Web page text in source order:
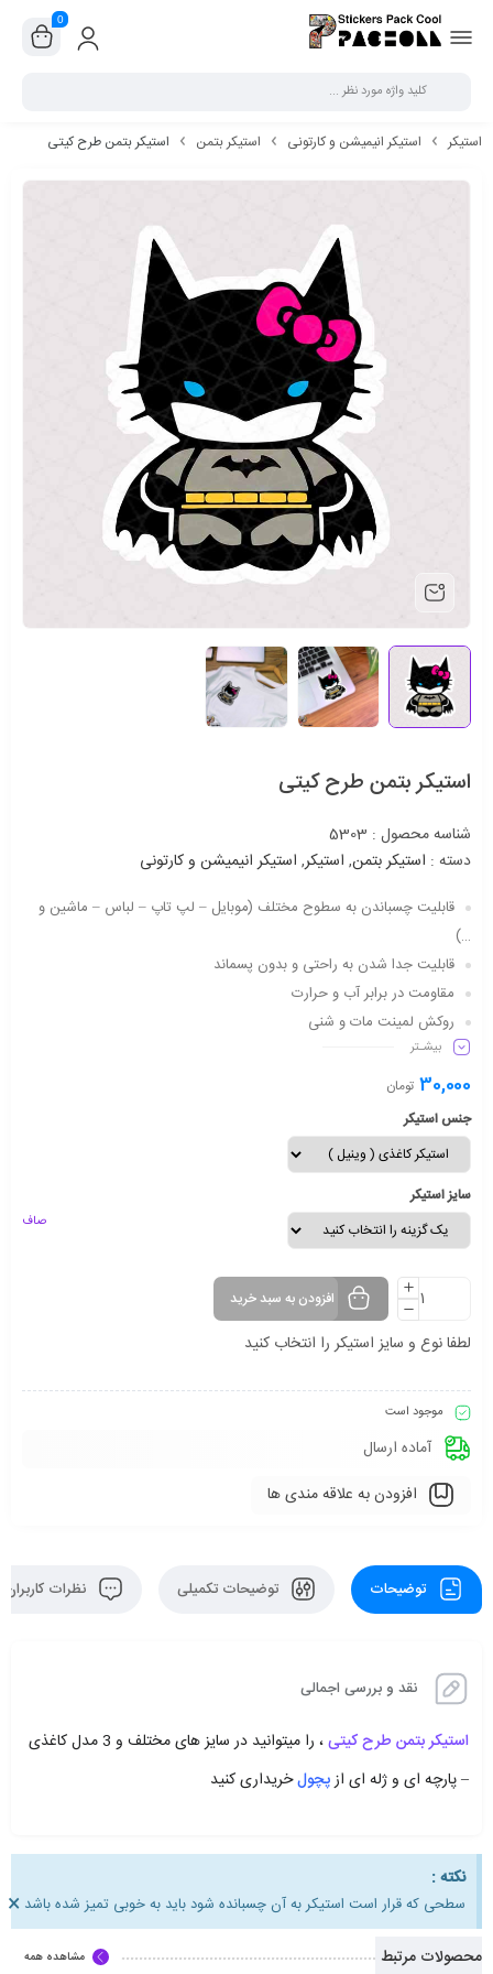
0
استیکر استیکر انیمیشن و کارتونی استیکر بتمن استیکر بتمن طرح کیتی
استیکر بتمن طرح کیتی
شناسه محصول : 5303
دسته : استیکر بتمن, استیکر, استیکر انیمیشن و کارتونی
قابلیت چسباندن به سطوح مختلف (موبایل – لپ تاپ – لباس – ماشین و
…)
قابلیت جدا شدن به راحتی و بدون پسماند
مقاومت در برابر آب و حرارت
روکش لمینت مات و شنی
دارای شفافیت مناسب
ماندگاری طولانی مدت
بیشـتر
30,000 تومان
جنس استیکر
سایز استیکر
صاف
افزودن به سبد خرید
لطفا نوع و سایز استیکر را انتخاب کنید
موجود است
آماده ارسال
افزودن به علاقه مندی ها
توضیحات توضیحات تکمیلی نظرات کاربران
نقد و بررسی اجمالی
استیکر بتمن طرح کیتی
، را میتوانید در سایز های مختلف و 3 مدل کاغذی
– پارچه ای و ژله ای ازپچولخریداری کنید
نکته :
سطحی که قرار است استیکر به آن چسبانده شود باید به خوبی تمیز شده باشد ×
محصولات مرتبط مشاهده همه